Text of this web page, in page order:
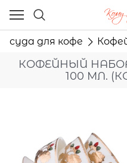
для кофе
КОФЕЙНЫЙ
100 МЛ.
Ваш город - Москва,
угадали?
ДА НЕТ